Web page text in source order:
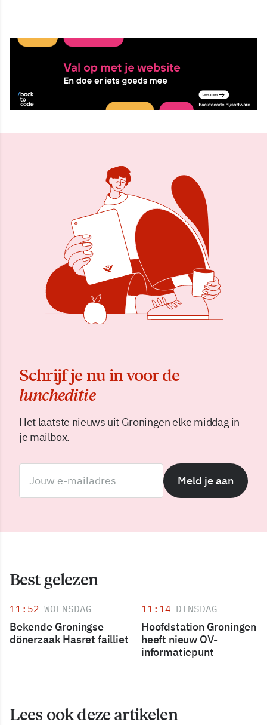
21 mei 2025, 10:21
Delen
Schrijf je nu in voor de
luncheditie
Het laatste nieuws uit Groningen elke middag in
je mailbox.
Meld je aan
Best gelezen
11:52 WOENSDAG
Bekende Groningse
dönerzaak Hasret failliet
11:14 DINSDAG
Hoofdstation Groningen
heeft nieuw OV-
informatiepunt
Lees ook deze artikelen